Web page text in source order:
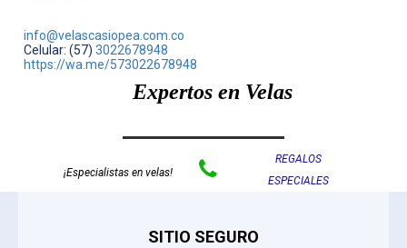
info@velascasiopea.com.co
Celular: (57) 3022678948
https://wa.me/573022678948
Expertos en Velas
¡Especialistas en velas! 
REGALOS
ESPECIALES
SITIO SEGURO